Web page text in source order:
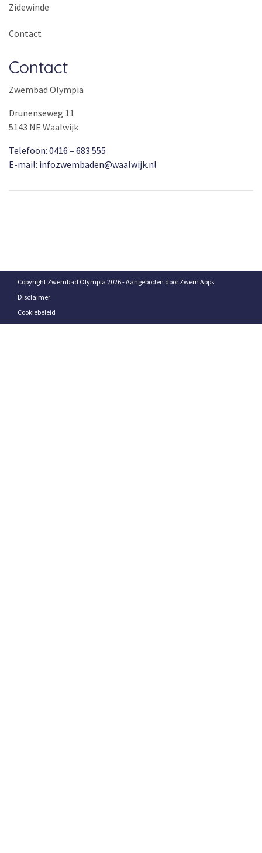
Zidewinde
Contact
Contact
Zwembad Olympia
Drunenseweg 11
5143 NE Waalwijk
Telefoon: 0416 – 683 555
E-mail: infozwembaden@waalwijk.nl
Copyright Zwembad Olympia 2026 - Aangeboden door Zwem Apps
Disclaimer
Cookiebeleid